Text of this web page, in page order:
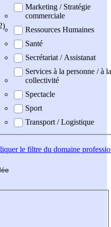
Marketing / Stratégie
commerciale
Ressources Humaines
Santé
Secrétariat / Assistanat
Services à la personne / à la
collectivité
Spectacle
Sport
Transport / Logistique
le filtre du domaine